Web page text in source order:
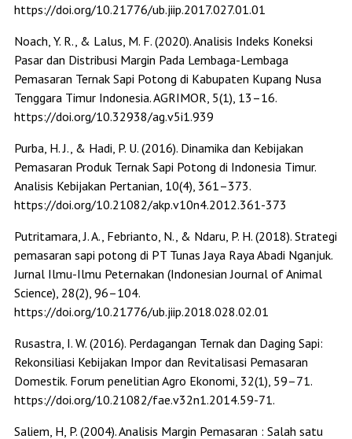
https://doi.org/10.21776/ub.jiip.2017.027.01.01
Noach, Y. R., & Lalus, M. F. (2020). Analisis Indeks Koneksi
Pasar dan Distribusi Margin Pada Lembaga-Lembaga
Pemasaran Ternak Sapi Potong di Kabupaten Kupang Nusa
Tenggara Timur Indonesia. AGRIMOR, 5(1), 13–16.
https://doi.org/10.32938/ag.v5i1.939
Purba, H. J., & Hadi, P. U. (2016). Dinamika dan Kebijakan
Pemasaran Produk Ternak Sapi Potong di Indonesia Timur.
Analisis Kebijakan Pertanian, 10(4), 361–373.
https://doi.org/10.21082/akp.v10n4.2012.361-373
Putritamara, J. A., Febrianto, N., & Ndaru, P. H. (2018). Strategi
pemasaran sapi potong di PT Tunas Jaya Raya Abadi Nganjuk.
Jurnal Ilmu-Ilmu Peternakan (Indonesian Journal of Animal
Science), 28(2), 96–104.
https://doi.org/10.21776/ub.jiip.2018.028.02.01
Rusastra, I. W. (2016). Perdagangan Ternak dan Daging Sapi:
Rekonsiliasi Kebijakan Impor dan Revitalisasi Pemasaran
Domestik. Forum penelitian Agro Ekonomi, 32(1), 59–71.
https://doi.org/10.21082/fae.v32n1.2014.59-71.
Saliem, H, P. (2004). Analisis Margin Pemasaran : Salah satu